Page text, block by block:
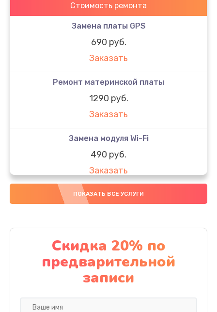
Стоимость ремонта
Замена платы GPS
690 руб.
Заказать
Ремонт материнской платы
1290 руб.
Заказать
Замена модуля Wi-Fi
490 руб.
Заказать
Замена микрофона
Заказать
Замена аккумулятора
1130 руб.
Заказать
Замена дисплея (экрана)
ПОКАЗАТЬ ВСЕ УСЛУГИ
Скидка 20% по
предварительной
записи